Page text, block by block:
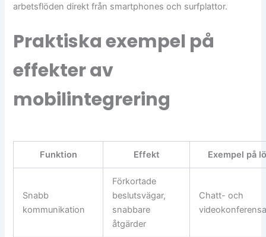
arbetsflöden direkt från smartphones och surfplattor.
Praktiska exempel på
effekter av
mobilintegrering
Funktion Effekt Exempel på
Snabb
kommunikation
Förkortade
beslutsvägar,
snabbare
åtgärder
Chatt- och